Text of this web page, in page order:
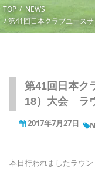
TOP
NEWS
第41回日本クラブユース
第41回日本ク
18）大会 ラ
2017年7月27日
本日行われましたラウン